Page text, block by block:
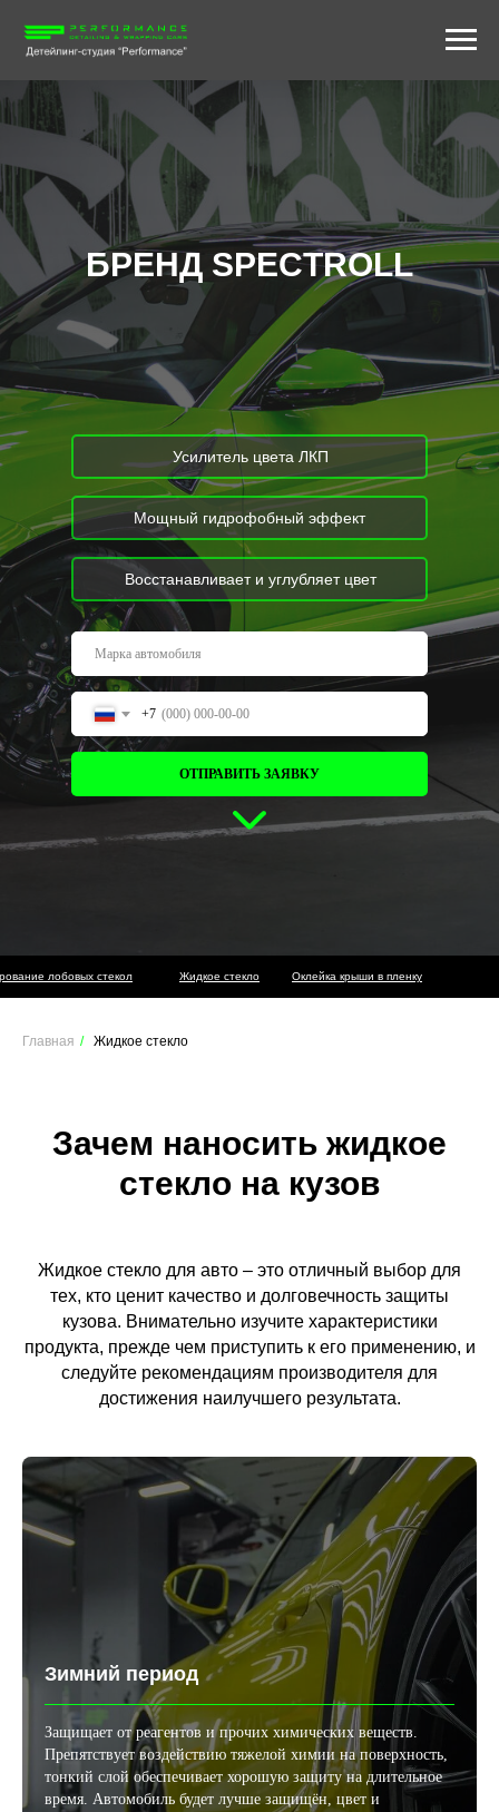
БРЕНД SPECTROLL
+7
ОТПРАВИТЬ ЗАЯВКУ
Усилитель цвета ЛКП
Мощный гидрофобный эффект
Восстанавливает и углубляет цвет
Жидкое стекло
лобовых стекол Оклейка крыши в пленку
Главная / Жидкое стекло
Зачем наносить жидкое
стекло на кузов
Жидкое стекло для авто – это отличный выбор для
тех, кто ценит качество и долговечность защиты
кузова. Внимательно изучите характеристики
продукта, прежде чем приступить к его применению, и
следуйте рекомендациям производителя для
достижения наилучшего результата.
Зимний период
Защищает от реагентов и прочих химических веществ.
Препятствует воздействию тяжелой химии на поверхность,
тонкий слой обеспечивает хорошую защиту на длительное
время. Автомобиль будет лучше защищён, цвет и